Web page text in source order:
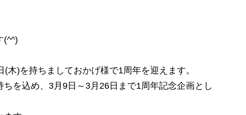
(^^)
木)を持ちましておかげ様で1周年を迎えます。
を込め、3月9日～3月26日まで1周年記念企画とし